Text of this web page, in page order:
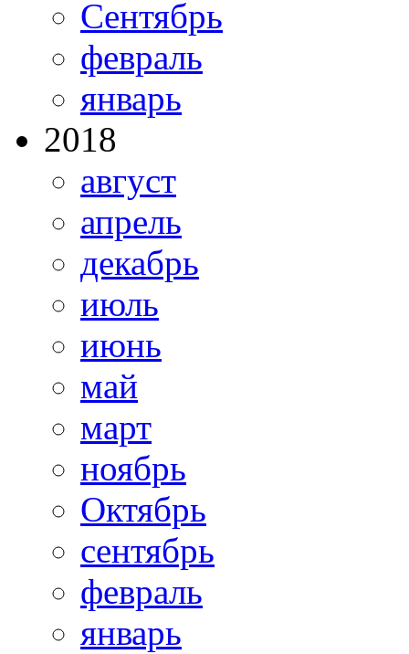
Сентябрь
февраль
январь
2018
август
апрель
декабрь
июль
июнь
май
март
ноябрь
Октябрь
сентябрь
февраль
январь